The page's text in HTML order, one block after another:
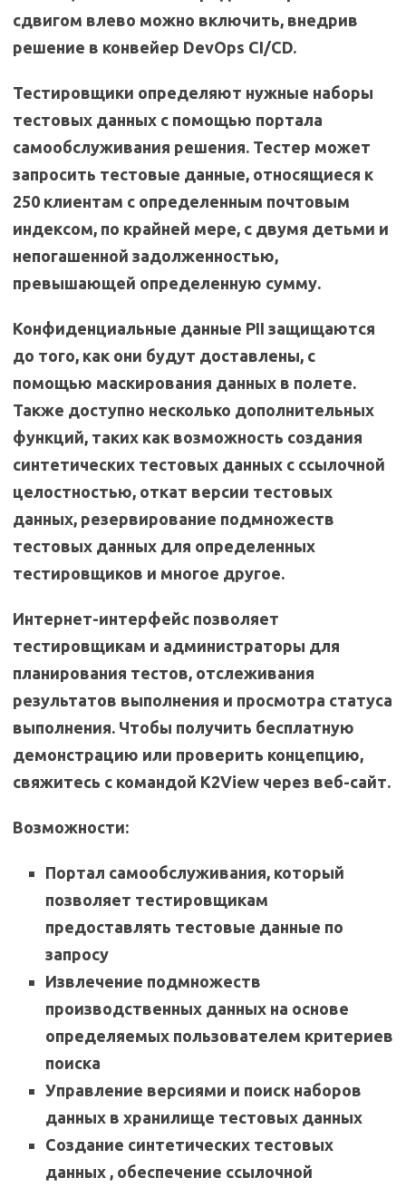
сдвигом влево можно включить, внедрив
решение в конвейер DevOps CI/CD.
Тестировщики определяют нужные наборы
тестовых данных с помощью портала
самообслуживания решения. Тестер может
запросить тестовые данные, относящиеся к
250 клиентам с определенным почтовым
индексом, по крайней мере, с двумя детьми и
непогашенной задолженностью,
превышающей определенную сумму.
Конфиденциальные данные PII защищаются
до того, как они будут доставлены, с
помощью маскирования данных в полете.
Также доступно несколько дополнительных
функций, таких как возможность создания
синтетических тестовых данных с ссылочной
целостностью, откат версии тестовых
данных, резервирование подмножеств
тестовых данных для определенных
тестировщиков и многое другое.
Интернет-интерфейс позволяет
тестировщикам и администраторы для
планирования тестов, отслеживания
результатов выполнения и просмотра статуса
выполнения. Чтобы получить бесплатную
демонстрацию или проверить концепцию,
свяжитесь с командой K2View через веб-сайт.
Возможности:
Портал самообслуживания, который
позволяет тестировщикам
предоставлять тестовые данные по
запросу
Извлечение подмножеств
производственных данных на основе
определяемых пользователем критериев
поиска
Управление версиями и поиск наборов
данных в хранилище тестовых данных
Создание синтетических тестовых
данных , обеспечение ссылочной